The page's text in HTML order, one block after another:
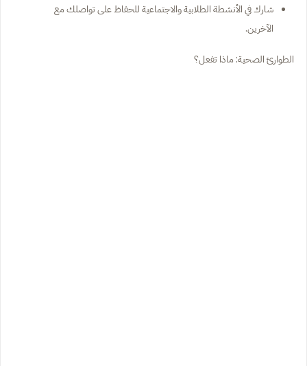
شارك في الأنشطة الطلابية والاجتماعية للحفاظ على تواصلك مع
الآخرين.
الطوارئ الصحية: ماذا تفعل؟